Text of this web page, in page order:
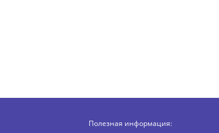
Полезная информация: